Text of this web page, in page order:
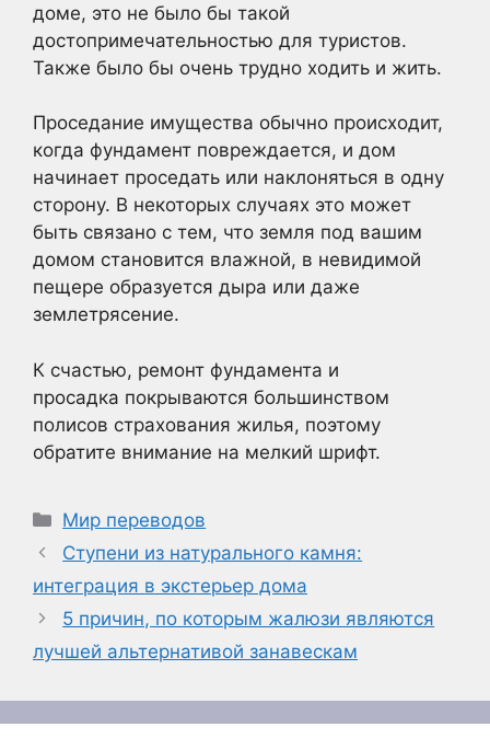
доме, это не было бы такой
достопримечательностью для туристов.
Также было бы очень трудно ходить и жить.
Проседание имущества обычно происходит,
когда фундамент повреждается, и дом
начинает проседать или наклоняться в одну
сторону. В некоторых случаях это может
быть связано с тем, что земля под вашим
домом становится влажной, в невидимой
пещере образуется дыра или даже
землетрясение.
К счастью, ремонт фундамента и
просадка покрываются большинством
полисов страхования жилья, поэтому
обратите внимание на мелкий шрифт.
Рубрики
Мир переводов
Ступени из натурального камня:
интеграция в экстерьер дома
5 причин, по которым жалюзи являются
лучшей альтернативой занавескам